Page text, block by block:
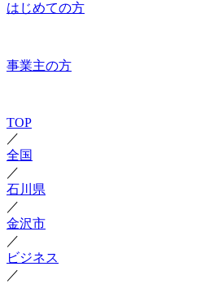
はじめての方
事業主の方
TOP
／
全国
／
石川県
／
金沢市
／
ビジネス
／